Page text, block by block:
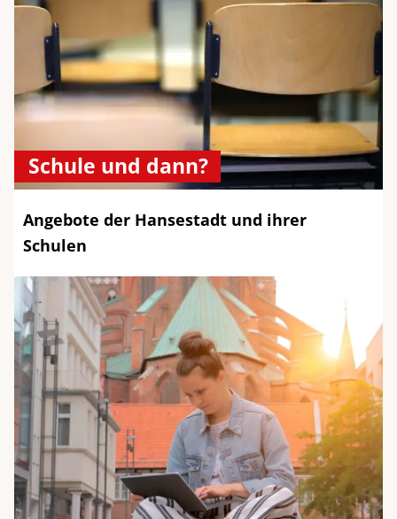
Schule und dann?
Angebote der Hansestadt und ihrer
Schulen